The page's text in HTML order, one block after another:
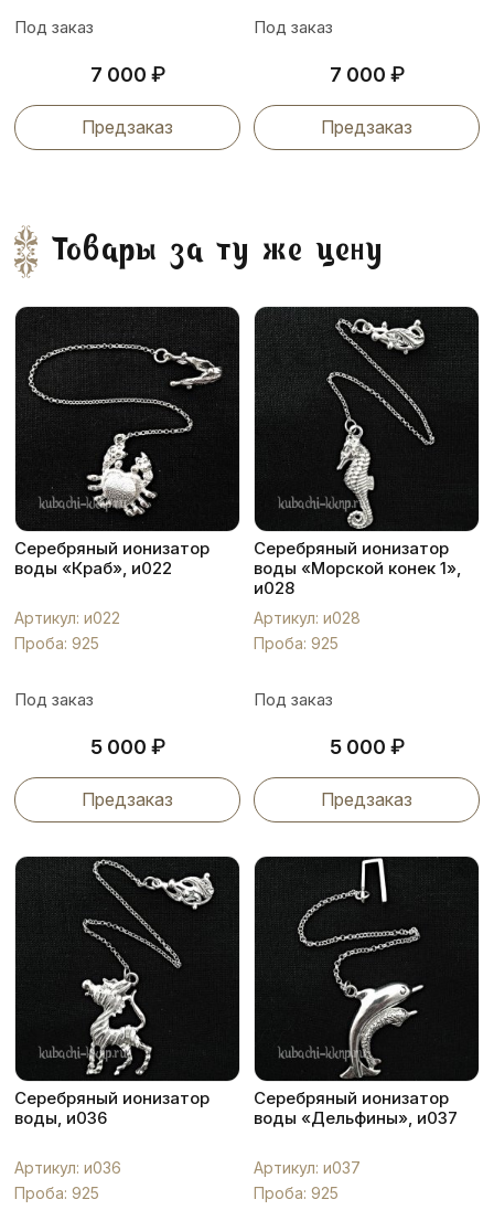
Под заказ
7 000 ₽
Предзаказ
Под заказ
7 000 ₽
Предзаказ
Товары за ту же цену
Серебряный ионизатор
воды «Краб», и022
Артикул: и022
Проба: 925
Под заказ
5 000 ₽
Предзаказ
Серебряный ионизатор
воды «Морской конек 1»,
и028
Артикул: и028
Проба: 925
Под заказ
5 000 ₽
Предзаказ
Серебряный ионизатор
воды, и036
Артикул: и036
Проба: 925
Серебряный ионизатор
воды «Дельфины», и037
Артикул: и037
Проба: 925